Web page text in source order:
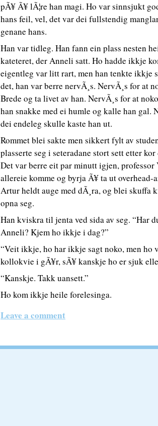
pÃ¥ Ã¥ lÃ¦re han magi. Ho var sinnsjukt
hans feil, vel, det var dei fullstendig
genane hans.
Han var tidleg. Han fann ein plass nesten
kateteret, der Anneli satt. Ho hadde ikkje
eigentleg var litt rart, men han tenkte ikkje
det, han var berre nervÃ¸s. NervÃ¸s for at
Brede og ta livet av han. NervÃ¸s for at
han snakke med ei humle og kalle han gal.
dei endeleg skulle kaste han ut.
Rommet blei sakte men sikkert fylt av
plasserte seg i seteradane stort sett etter
Det var berre eit par minutt igjen, professor
allereie komme og byrja Ã¥ ta ut overhead-
Artur heldt auge med dÃ¸ra, og blei skuffa
opna seg.
Han kviskra til jenta ved sida av seg. “Har
Anneli? Kjem ho ikkje i dag?”
“Veit ikkje, ho har ikkje sagt noko, men ho
kollokvie i gÃ¥r, sÃ¥ kanskje ho er sjuk
“Kanskje. Takk uansett.”
Ho kom ikkje heile forelesinga.
Leave a comment